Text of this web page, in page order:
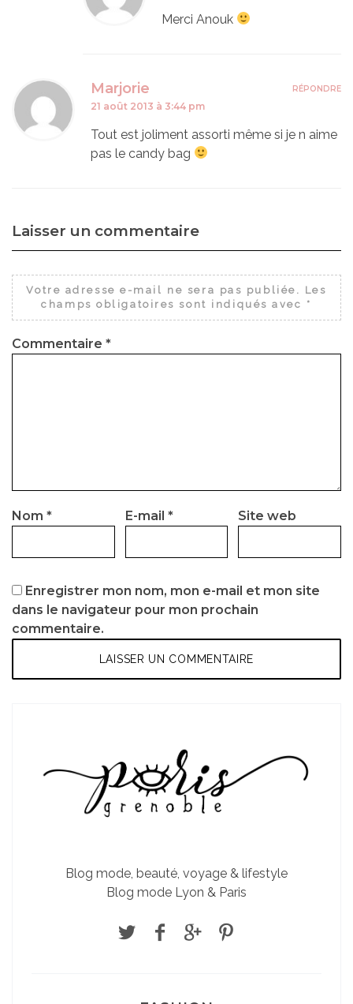
Merci Anouk
Marjorie
21 août 2013 à 3:44 pm
Tout est joliment assorti même si je n aime
pas le candy bag
RÉPONDRE
Laisser un commentaire
Votre adresse e-mail ne sera pas publiée.
Les
champs obligatoires sont indiqués avec *
Commentaire *
Nom * E-mail * Site web
Enregistrer mon nom, mon e-mail et mon site
dans le navigateur pour mon prochain
commentaire.
Blog mode, beauté, voyage & lifestyle
Blog mode Lyon & Paris